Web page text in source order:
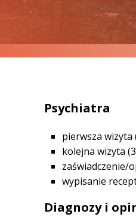
Psychiatra
pierwsza wizyta
kolejna wizyta
zaświadczenie/
wypisanie
Diagnozy i